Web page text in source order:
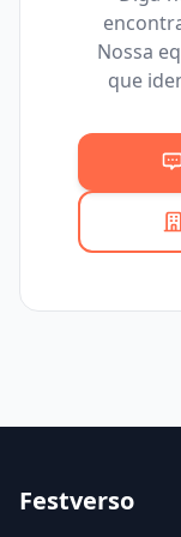
Nossa
que
Festverso